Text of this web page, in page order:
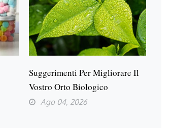
Suggerimenti Per Migliorare Il
Vostro Orto Biologico
Ago 04, 2026